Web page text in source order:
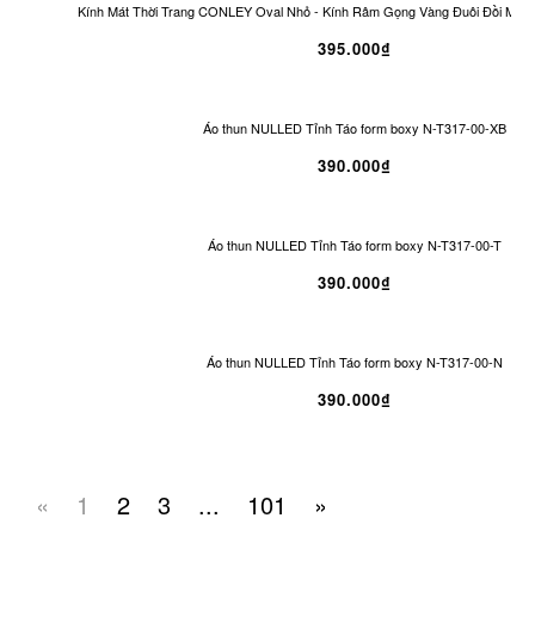
Kính Mát Thời Trang CONLEY Oval Nhỏ - Kính Râm Gọng Vàng Đuôi Đồi Mồi
395.000₫
Áo thun NULLED Tỉnh Táo form boxy N-T317-00-XB
390.000₫
Áo thun NULLED Tỉnh Táo form boxy N-T317-00-T
390.000₫
Áo thun NULLED Tỉnh Táo form boxy N-T317-00-N
390.000₫
« 1 2 3 ... 101 »